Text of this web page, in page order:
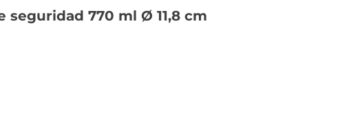
770 ml Ø 11,8 cm